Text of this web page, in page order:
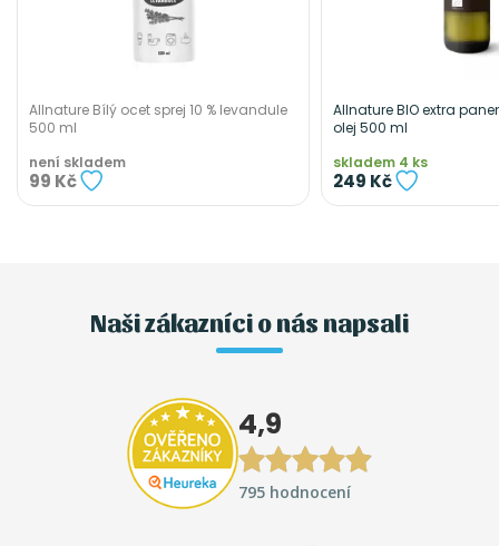
Allnature Bílý ocet sprej 10 % levandule
500 ml
není skladem
99 Kč
Allnature BIO extra
olej 500 ml
skladem 4 ks
249 Kč
Naši zákazníci o nás napsali
4,9
795 hodnocení